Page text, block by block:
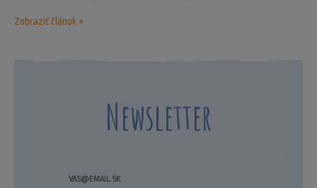
Zobraziť článok »
Newsletter